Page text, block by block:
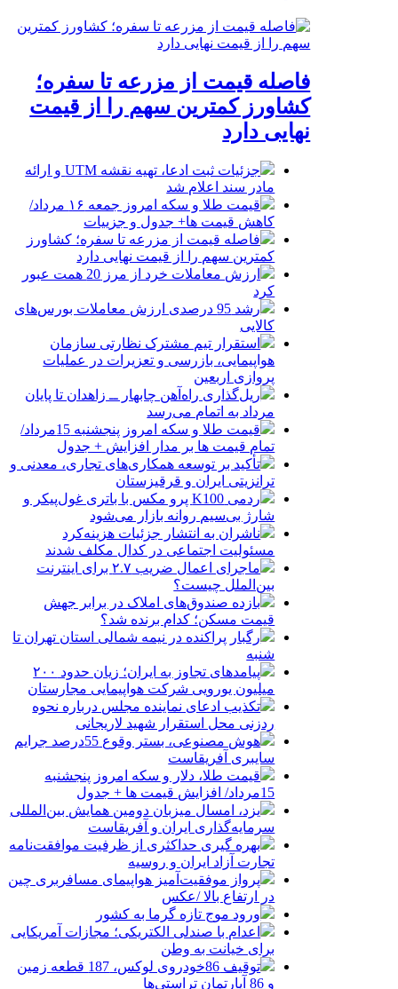
فاصله قیمت از مزرعه تا سفره؛
کشاورز کمترین سهم را از قیمت
نهایی دارد
جزئیات ثبت ادعا، تهیه نقشه UTM و ارائه
مادر سند اعلام شد
قیمت طلا و سکه امروز جمعه ۱۶ مرداد/
کاهش قیمت ها+ جدول و جزییات
فاصله قیمت از مزرعه تا سفره؛ کشاورز
کمترین سهم را از قیمت نهایی دارد
ارزش معاملات خرد از مرز 20 همت عبور
کرد
رشد 95 درصدی ارزش معاملات بورس‌های
کالایی
استقرار تیم مشترک نظارتی سازمان
هواپیمایی، بازرسی و تعزیرات در عملیات
پروازی اربعین
ریل‌گذاری راه‌آهن چابهار ــ زاهدان تا پایان
مرداد به اتمام می‌رسد
قیمت طلا و سکه امروز پنجشنبه 15مرداد/
تمام قیمت ها بر مدار افزایش + جدول
تأکید بر توسعه همکاری‌های تجاری، معدنی و
ترانزیتی ایران و قرقیزستان
ردمی K100 پرو مکس با باتری غول‌پیکر و
شارژ بی‌سیم روانه بازار می‌شود
ناشران به انتشار جزئیات هزینه‌کرد
مسئولیت اجتماعی در کدال مکلف شدند
ماجرای اعمال ضریب ۲.۷ برای اینترنت
بین‌الملل چیست؟
بازده صندوق‌های املاک در برابر جهش
قیمت مسکن؛ کدام برنده شد؟
رگبار پراکنده در نیمه شمالی استان تهران تا
شنبه
پیامدهای تجاوز به ایران؛ زیان حدود ۲۰۰
میلیون یورویی شرکت هواپیمایی مجارستان
تکذیب ادعای نماینده مجلس درباره نحوه
ردزنی محل استقرار شهید لاریجانی
هوش مصنوعی، بستر وقوع 55درصد جرایم
سایبری آفریقاست
قیمت طلا، دلار و سکه امروز پنجشنبه
15مرداد/ افزایش قیمت ها + جدول
یزد، امسال میزبان دومین همایش بین‌المللی
سرمایه‌گذاری ایران و آفریقاست
بهره گیری حداکثری از ظرفیت موافقت‌نامه
تجارت آزاد ایران و روسیه
پرواز موفقیت‌آمیز هواپیمای مسافربری چین
در ارتفاع بالا /عکس
ورود موج تازه گرما به کشور
اعدام با صندلی الکتریکی؛ مجازات آمریکایی
برای خیانت به وطن
توقیف 86خودروی لوکس، 187 قطعه زمین
و 86 آپارتمان تراستی‌ها